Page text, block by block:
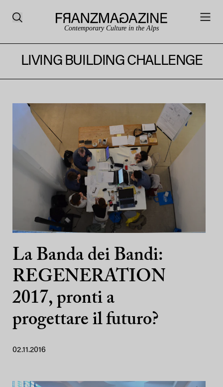
Contemporary Culture in the Alps
LIVING BUILDING CHALLENGE
La Banda dei Bandi:
REGENERATION
2017, pronti a
progettare il futuro?
02.11.2016